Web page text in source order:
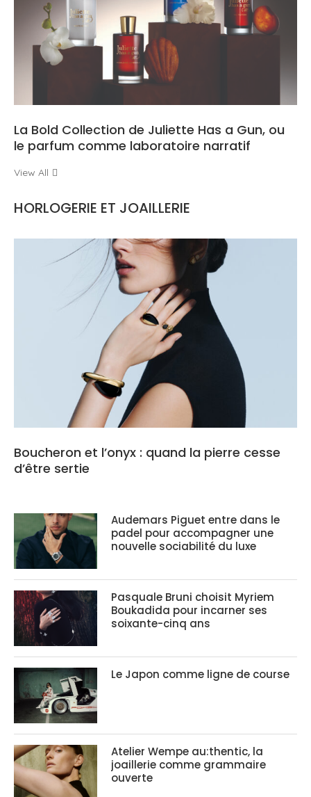
La Bold Collection de Juliette Has a Gun, ou
le parfum comme laboratoire narratif
View All
HORLOGERIE ET JOAILLERIE
Boucheron et l’onyx : quand la pierre cesse
d’être sertie
Audemars Piguet entre dans le
padel pour accompagner une
nouvelle sociabilité du luxe
Pasquale Bruni choisit Myriem
Boukadida pour incarner ses
soixante-cinq ans
Le Japon comme ligne de course
Atelier Wempe au:thentic, la
joaillerie comme grammaire
ouverte